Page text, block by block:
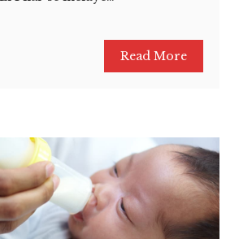
Read More